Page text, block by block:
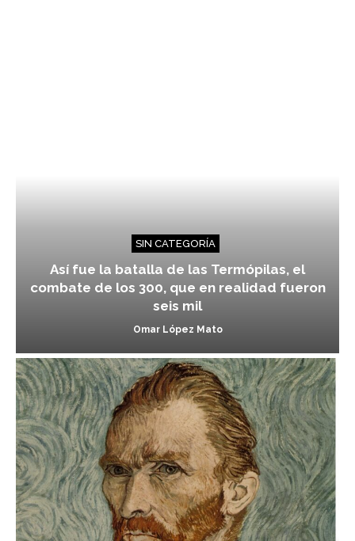
SIN CATEGORÍA
Así fue la batalla de las Termópilas, el
combate de los 300, que en realidad fueron
seis mil
Omar López Mato